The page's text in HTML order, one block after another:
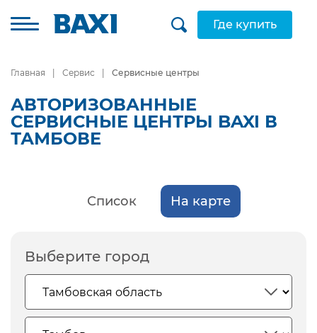
Где купить
Главная Сервис Сервисные центры
АВТОРИЗОВАННЫЕ
СЕРВИСНЫЕ ЦЕНТРЫ BAXI В
ТАМБОВЕ
Список На карте
Выберите город